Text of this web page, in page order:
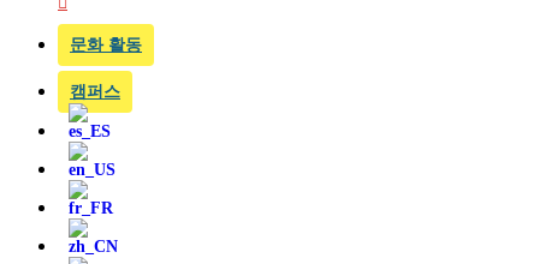
문화 활동
캠퍼스